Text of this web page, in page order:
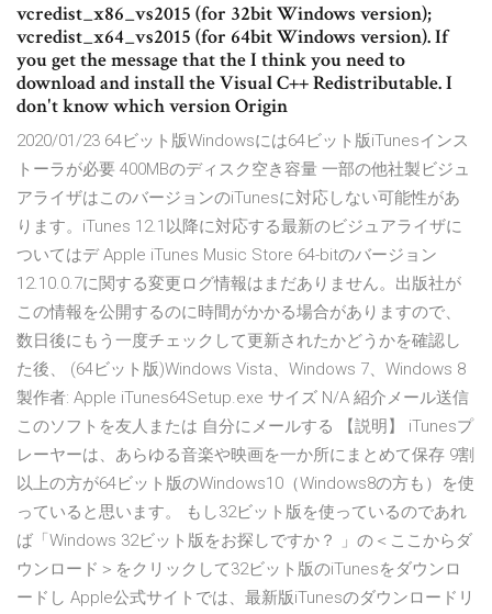
vcredist_x86_vs2015 (for 32bit Windows version);
vcredist_x64_vs2015 (for 64bit Windows version). If
you get the message that the I think you need to
download and install the Visual C++ Redistributable. I
don't know which version Origin
2020/01/23 64ビット版Windowsには64ビット版iTunesインス
トーラが必要 400MBのディスク空き容量 一部の他社製ビジュ
アライザはこのバージョンのiTunesに対応しない可能性があ
ります。iTunes 12.1以降に対応する最新のビジュアライザに
ついてはデ Apple iTunes Music Store 64-bitのバージョン
12.10.0.7に関する変更ログ情報はまだありません。出版社が
この情報を公開するのに時間がかかる場合がありますので、
数日後にもう一度チェックして更新されたかどうかを確認し
た後、 (64ビット版)Windows Vista、Windows 7、Windows 8
製作者: Apple iTunes64Setup.exe サイズ N/A 紹介メール送信
このソフトを友人または 自分にメールする 【説明】 iTunesプ
レーヤーは、あらゆる音楽や映画を一か所にまとめて保存 9割
以上の方が64ビット版のWindows10（Windows8の方も）を使
っていると思います。 もし32ビット版を使っているのであれ
ば「Windows 32ビット版をお探しですか？ 」の＜ここからダ
ウンロード＞をクリックして32ビット版のiTunesをダウンロ
ードし Apple公式サイトでは、最新版iTunesのダウンロードリ